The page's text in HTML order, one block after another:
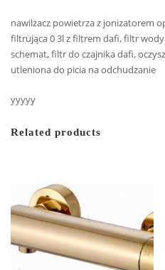
nawilżacz powietrza z jonizatorem
filtrująca 0 3l z filtrem dafi, filtr
schemat, filtr do czajnika dafi,
utleniona do picia na odchudzanie
yyyyy
Related products